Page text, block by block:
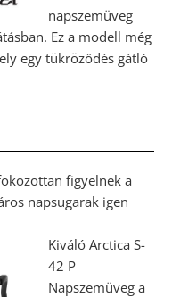
napszemüveg
Ez a modell még
egy tükröződés gátló
figyelnek a
napsugarak igen
Kiváló Arctica S-
42 P
Napszemüveg a